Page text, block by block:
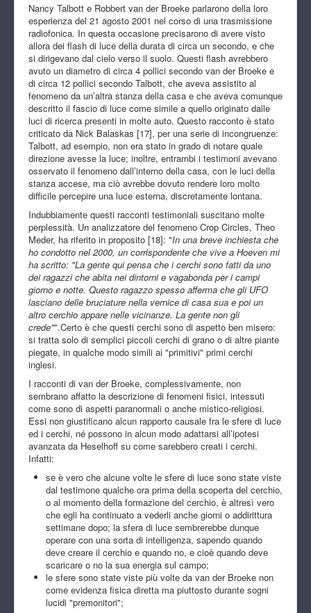
Nancy Talbott e Robbert van der Broeke parlarono della loro
esperienza del 21 agosto 2001 nel corso di una trasmissione
radiofonica. In questa occasione precisarono di avere visto
allora dei flash di luce della durata di circa un secondo, e che
si dirigevano dal cielo verso il suolo. Questi flash avrebbero
avuto un diametro di circa 4 pollici secondo van der Broeke e
di circa 12 pollici secondo Talbott, che aveva assistito al
fenomeno da un’altra stanza della casa e che aveva comunque
descritto il fascio di luce come simile a quello originato dalle
luci di ricerca presenti in molte auto. Questo racconto è stato
criticato da Nick Balaskas [17], per una serie di incongruenze:
Talbott, ad esempio, non era stato in grado di notare quale
direzione avesse la luce; inoltre, entrambi i testimoni avevano
osservato il fenomeno dall’interno della casa, con le luci della
stanza accese, ma ciò avrebbe dovuto rendere loro molto
difficile percepire una luce esterna, discretamente lontana.
Indubbiamente questi racconti testimoniali suscitano molte
perplessità. Un analizzatore del fenomeno Crop Circles, Theo
Meder, ha riferito in proposito [18]: "In una breve inchiesta che
ho condotto nel 2000, un corrispondente che vive a Hoeven mi
ha scritto: "La gente qui pensa che i cerchi sono fatti da uno
dei ragazzi che abita nei dintorni e vagabonda per i campi
giorno e notte. Questo ragazzo spesso afferma che gli UFO
lasciano delle bruciature nella vernice di casa sua e poi un
altro cerchio appare nelle vicinanze. La gente non gli
crede"".Certo è che questi cerchi sono di aspetto ben misero:
si tratta solo di semplici piccoli cerchi di grano o di altre piante
piegate, in qualche modo simili ai "primitivi" primi cerchi
inglesi.
I racconti di van der Broeke, complessivamente, non
sembrano affatto la descrizione di fenomeni fisici, intessuti
come sono di aspetti paranormali o anche mistico-religiosi.
Essi non giustificano alcun rapporto causale fra le sfere di luce
ed i cerchi, né possono in alcun modo adattarsi all’ipotesi
avanzata da Heselhoff su come sarebbero creati i cerchi.
Infatti:
se è vero che alcune volte le sfere di luce sono state viste
dal testimone qualche ora prima della scoperta del cerchio,
o al momento della formazione del cerchio, è altresì vero
che egli ha continuato a vederli anche giorni o addirittura
settimane dopo; la sfera di luce sembrerebbe dunque
operare con una sorta di intelligenza, sapendo quando
deve creare il cerchio e quando no, e cioè quando deve
scaricare o no la sua energia sul campo;
le sfere sono state viste più volte da van der Broeke non
come evidenza fisica diretta ma piuttosto durante sogni
lucidi "premonitori";